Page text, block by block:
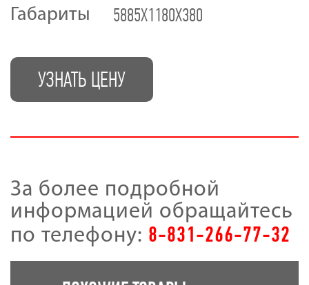
Габариты 5885X1180X380
УЗНАТЬ ЦЕНУ
За более подробной
информацией обращайтесь
по телефону: 8-831-266-77-32